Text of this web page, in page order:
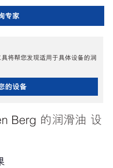
专家
将帮您发现适用于具体设备的润
的设备
Berg 的润滑油 设